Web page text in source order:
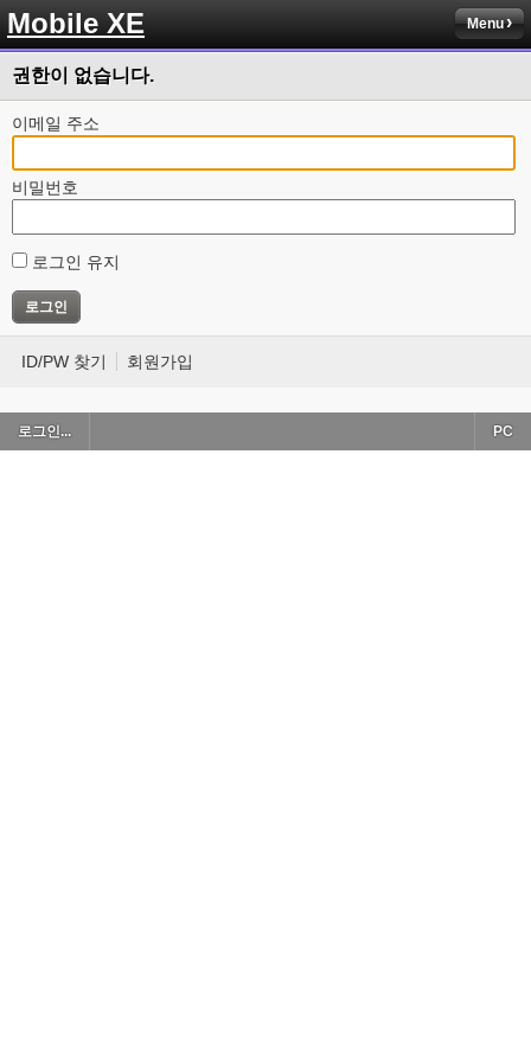
Mobile XE Menu
권한이 없습니다.
이메일 주소
비밀번호
로그인 유지
ID/PW 찾기 회원가입
로그인... PC